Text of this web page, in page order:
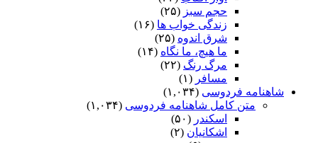
حجم سبز (۲۵)
زندگی خواب ها (۱۶)
شرق اندوه (۲۵)
ما هیچ، ما نگاه (۱۴)
مرگ رنگ (۲۲)
مسافر (۱)
شاهنامه فردوسی (۱,۰۳۴)
متن کامل شاهنامه فردوسی (۱,۰۳۴)
اسکندر (۵۰)
اشکانیان (۲)